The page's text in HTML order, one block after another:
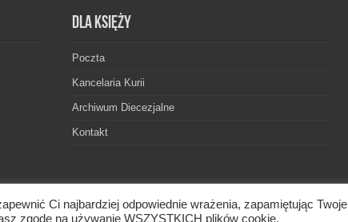
Dla księży
Poczta
Kancelaria Kurii
Archiwum Diecezjalne
Kontakt
© 2026. Wszelkie prawa zastrzeżone.
Ci najbardziej odpowiednie wrażenia, zapamiętując Twoje
zgodę na używanie WSZYSTKICH plików cookie.